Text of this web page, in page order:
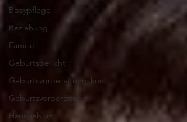
Babypflege
Beziehung
Familie
Geburtsbericht
Geburtsvorbereitungskurs
Geburtsvorbereitung
Hausgeburt